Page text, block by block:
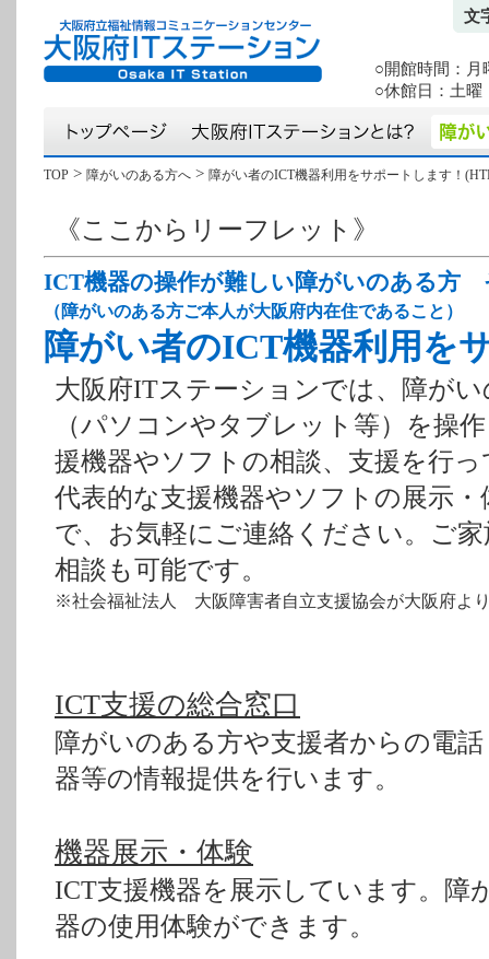
文
○開館時間：月曜
○休館日：土曜・
TOP > 障がいのある方へ > 障がい者のICT機器利用をサポートします！
《ここからリーフレット》
ICT機器の操作が難しい障がいのある方
（障がいのある方ご本人が大阪府内在住であること）
障がい者のICT機器利用を
大阪府ITステーションでは、障が
（パソコンやタブレット等）を操
援機器やソフトの相談、支援を行
代表的な支援機器やソフトの展示
で、お気軽にご連絡ください。ご
相談も可能です。
※社会福祉法人 大阪障害者自立支援協会が大阪府よ
ICT支援の総合窓口
障がいのある方や支援者からの電
器等の情報提供を行います。
機器展示・体験
ICT支援機器を展示しています。障
器の使用体験ができます。